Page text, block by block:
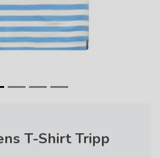
T-Shirt Tripp